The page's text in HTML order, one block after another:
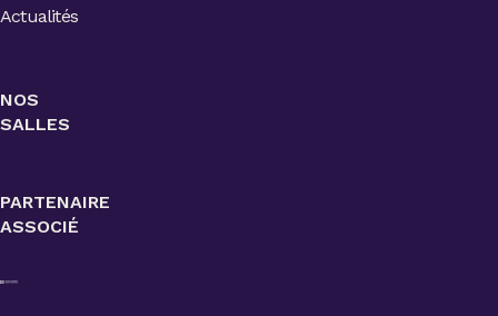
Actualités
NOS
SALLES
PARTENAIRE
ASSOCIÉ